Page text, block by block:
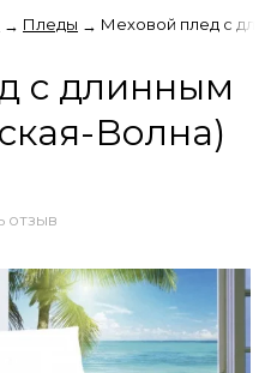
→ Пледы → Меховой плед с
с длинным
Волна)
отзыв